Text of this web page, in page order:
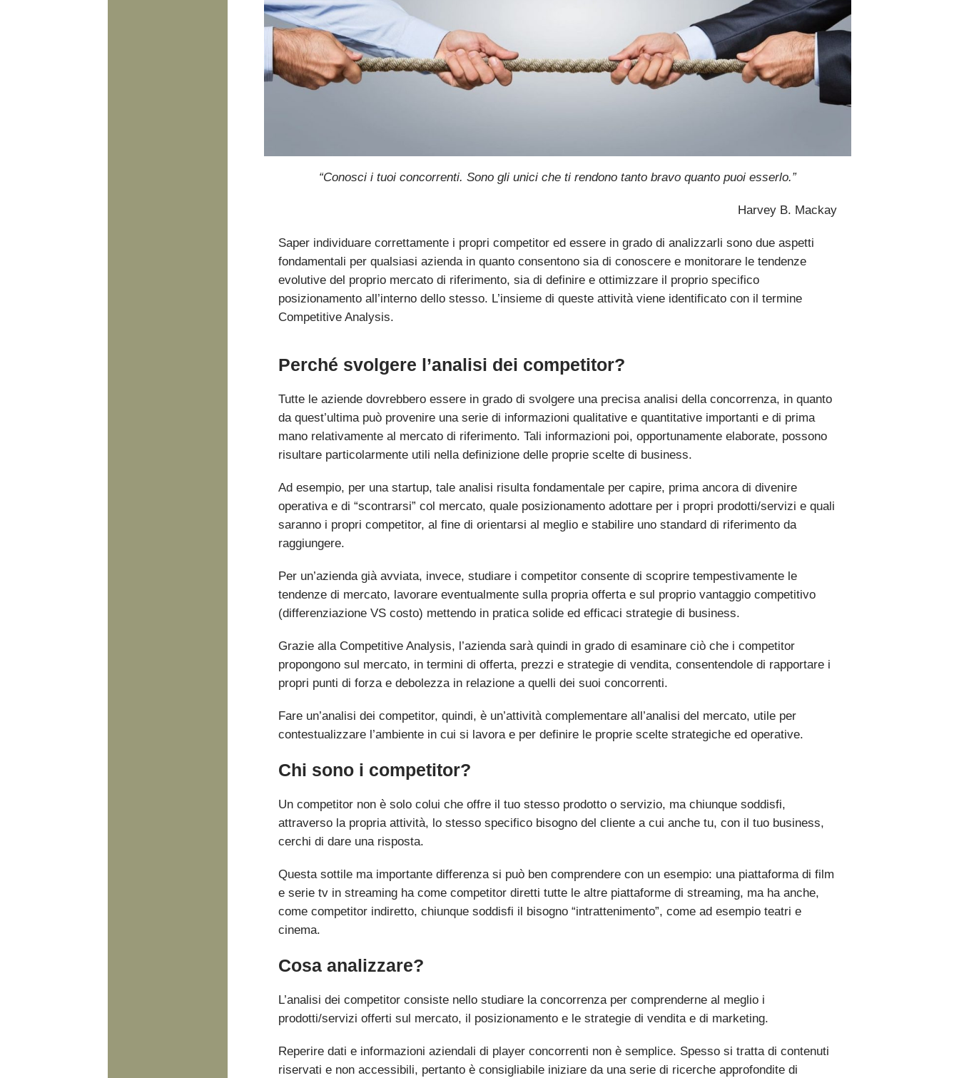
“Conosci i tuoi concorrenti. Sono gli unici che ti rendono tanto bravo quanto puoi esserlo.”
Harvey B. Mackay
Saper individuare correttamente i propri competitor ed essere in grado di analizzarli sono due aspetti
fondamentali per qualsiasi azienda in quanto consentono sia di conoscere e monitorare le tendenze
evolutive del proprio mercato di riferimento, sia di definire e ottimizzare il proprio specifico
posizionamento all’interno dello stesso. L’insieme di queste attività viene identificato con il termine
Competitive Analysis.
Perché svolgere l’analisi dei competitor?
Tutte le aziende dovrebbero essere in grado di svolgere una precisa analisi della concorrenza, in quanto
da quest’ultima può provenire una serie di informazioni qualitative e quantitative importanti e di prima
mano relativamente al mercato di riferimento. Tali informazioni poi, opportunamente elaborate, possono
risultare particolarmente utili nella definizione delle proprie scelte di business.
Ad esempio, per una startup, tale analisi risulta fondamentale per capire, prima ancora di divenire
operativa e di “scontrarsi” col mercato, quale posizionamento adottare per i propri prodotti/servizi e quali
saranno i propri competitor, al fine di orientarsi al meglio e stabilire uno standard di riferimento da
raggiungere.
Per un’azienda già avviata, invece, studiare i competitor consente di scoprire tempestivamente le
tendenze di mercato, lavorare eventualmente sulla propria offerta e sul proprio vantaggio competitivo
(differenziazione VS costo) mettendo in pratica solide ed efficaci strategie di business.
Grazie alla Competitive Analysis, l’azienda sarà quindi in grado di esaminare ciò che i competitor
propongono sul mercato, in termini di offerta, prezzi e strategie di vendita, consentendole di rapportare i
propri punti di forza e debolezza in relazione a quelli dei suoi concorrenti.
Fare un’analisi dei competitor, quindi, è un’attività complementare all’analisi del mercato, utile per
contestualizzare l’ambiente in cui si lavora e per definire le proprie scelte strategiche ed operative.
Chi sono i competitor?
Un competitor non è solo colui che offre il tuo stesso prodotto o servizio, ma chiunque soddisfi,
attraverso la propria attività, lo stesso specifico bisogno del cliente a cui anche tu, con il tuo business,
cerchi di dare una risposta.
Questa sottile ma importante differenza si può ben comprendere con un esempio: una piattaforma di film
e serie tv in streaming ha come competitor diretti tutte le altre piattaforme di streaming, ma ha anche,
come competitor indiretto, chiunque soddisfi il bisogno “intrattenimento”, come ad esempio teatri e
cinema.
Cosa analizzare?
L’analisi dei competitor consiste nello studiare la concorrenza per comprenderne al meglio i
prodotti/servizi offerti sul mercato, il posizionamento e le strategie di vendita e di marketing.
Reperire dati e informazioni aziendali di player concorrenti non è semplice. Spesso si tratta di contenuti
riservati e non accessibili, pertanto è consigliabile iniziare da una serie di ricerche approfondite di